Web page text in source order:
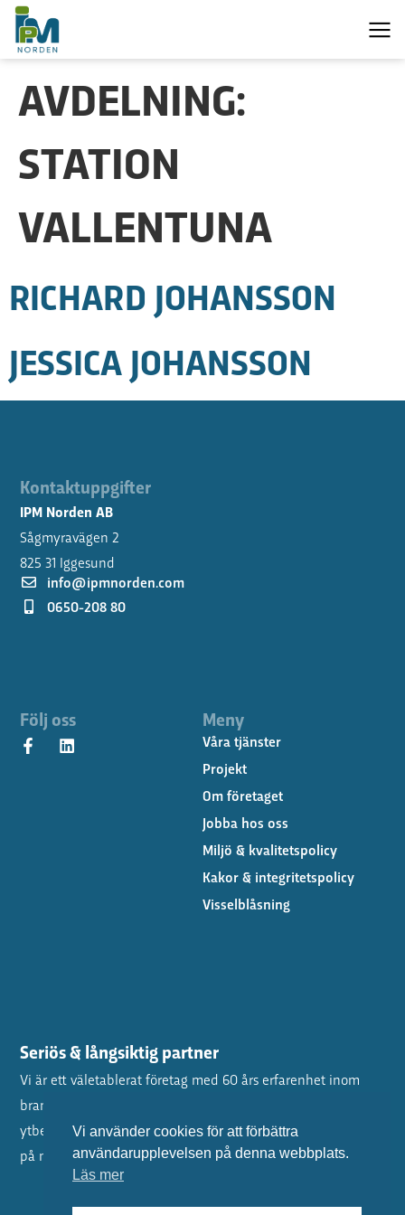
AVDELNING:
STATION
VALLENTUNA
RICHARD JOHANSSON
JESSICA JOHANSSON
Seriös & långsiktig partner
Vi är ett väletablerat företag med 60 års erfarenhet inom
branschen och ett av Sveriges ledande
ytbehandlingsföretag. Våra arbeten klassas bland de främsta
på marknaden.
Meny
Våra tjänster
Projekt
Om företaget
Jobba hos oss
Miljö & kvalitetspolicy
Kakor & integritetspolicy
Visselblåsning
Kontaktuppgifter
IPM Norden AB
Sågmyravägen 2
825 31 Iggesund
info@ipmnorden.com
0650-208 80
Följ oss
Vi använder cookies för att förbättra
användarupplevelsen på denna webbplats.
Läs mer